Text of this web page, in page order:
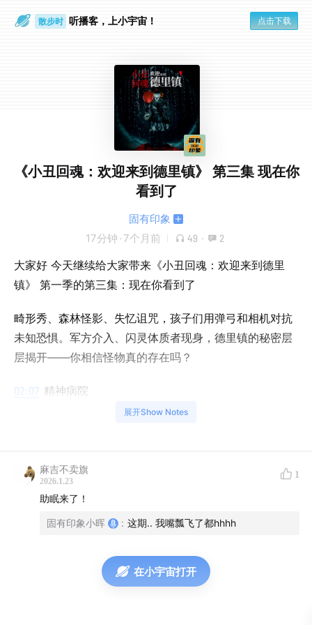
散步时 听播客，上小宇宙！ 点击下载
《小丑回魂：欢迎来到德里镇》 第三集 现在你
看到了
固有印象
17分钟 · 7个月前 49 · 2
大家好 今天继续给大家带来《小丑回魂：欢迎来到德里
镇》 第一季的第三集：现在你看到了
畸形秀、森林怪影、失忆诅咒，孩子们用弹弓和相机对抗
未知恐惧。军方介入、闪灵体质者现身，德里镇的秘密层
层揭开——你相信怪物真的存在吗？
02:07 精神病院
失落的小镇
德里镇的记忆：弗朗西斯的离开和消失的记忆
迪克的特别体制与神秘联动
展开Show Notes
麻吉不卖旗
2026.1.23
1
助眠来了！
固有印象小晖 : 这期.. 我嘴瓢飞了都hhhh
在小宇宙打开